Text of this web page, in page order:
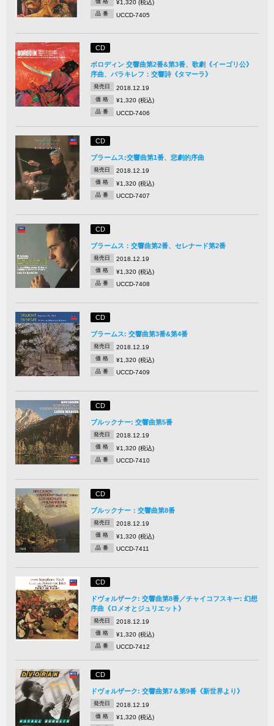
¥1,320 (税込)
品 番 UCCD-7405
CD
ボロディン 交響曲第2番&第3番、歌劇《イーゴリ公》
序曲、バラキレフ：交響詩《タマーラ》
発売日 2018.12.19
価 格 ¥1,320 (税込)
品 番 UCCD-7406
CD
ブラームス:交響曲第1番、悲劇的序曲
発売日 2018.12.19
価 格 ¥1,320 (税込)
品 番 UCCD-7407
CD
ブラームス：交響曲第2番、セレナード第2番
発売日 2018.12.19
価 格 ¥1,320 (税込)
品 番 UCCD-7408
CD
ブラームス: 交響曲第3番&第4番
発売日 2018.12.19
価 格 ¥1,320 (税込)
品 番 UCCD-7409
CD
ブルックナー: 交響曲第5番
発売日 2018.12.19
価 格 ¥1,320 (税込)
品 番 UCCD-7410
CD
ブルックナー：交響曲第8番
発売日 2018.12.19
価 格 ¥1,320 (税込)
品 番 UCCD-7411
CD
ドヴォルザーク: 交響曲第8番／チャイコフスキー: 幻想
序曲《ロメオとジュリエット》
発売日 2018.12.19
価 格 ¥1,320 (税込)
品 番 UCCD-7412
CD
ドヴォルザーク: 交響曲第7＆第9番《新世界より》
発売日 2018.12.19
価 格 ¥1,320 (税込)